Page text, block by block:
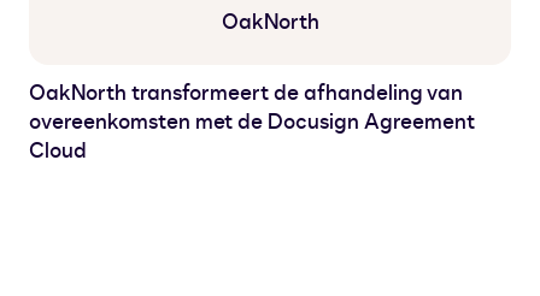
OakNorth
OakNorth transformeert de afhandeling van
overeenkomsten met de Docusign Agreement
Cloud